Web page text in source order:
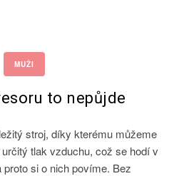
MUŽI
to nepůjde
stroj, díky kterému můžeme
tlak vzduchu, což se hodí v
proto si o nich povíme. Bez